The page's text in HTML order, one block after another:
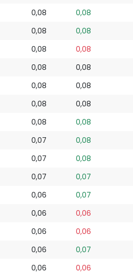
0,08 0,08
0,08 0,08
0,08 0,08
0,08 0,08
0,08 0,08
0,08 0,08
0,08 0,08
0,07 0,08
0,07 0,08
0,07 0,07
0,06 0,07
0,06 0,06
0,06 0,06
0,06 0,07
0,06 0,06